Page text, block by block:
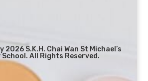
S.K.H. Chai Wan St Michael’s
School. All Rights Reserved.